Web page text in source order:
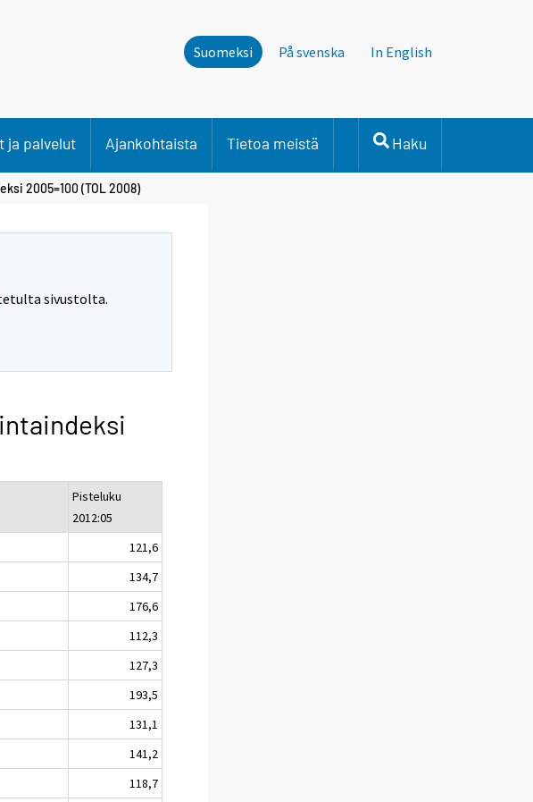
Suomeksi På svenska In English
ja palvelut Ajankohtaista Tietoa meistä Haku
2005=100 (TOL 2008)
sivustolta.
Pisteluku
2012:05
121,6
134,7
176,6
112,3
127,3
193,5
131,1
141,2
118,7